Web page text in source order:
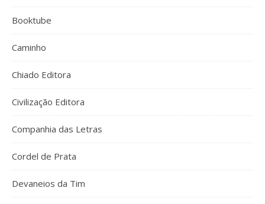
Booktube
Caminho
Chiado Editora
Civilização Editora
Companhia das Letras
Cordel de Prata
Devaneios da Tim